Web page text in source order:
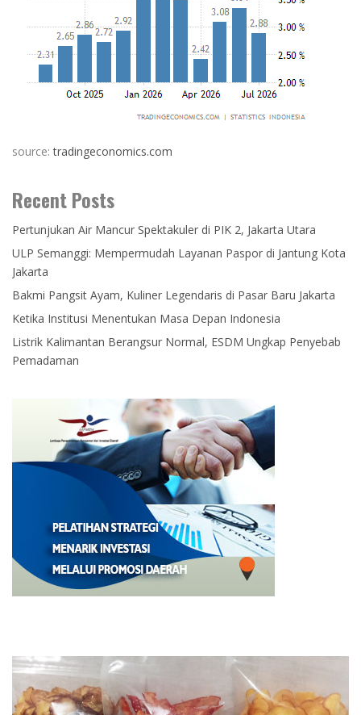
source:tradingeconomics.com
Recent Posts
Pertunjukan Air Mancur Spektakuler di PIK 2, Jakarta Utara
ULP Semanggi: Mempermudah Layanan Paspor di Jantung Kota
Jakarta
Bakmi Pangsit Ayam, Kuliner Legendaris di Pasar Baru Jakarta
Ketika Institusi Menentukan Masa Depan Indonesia
Listrik Kalimantan Berangsur Normal, ESDM Ungkap Penyebab
Pemadaman